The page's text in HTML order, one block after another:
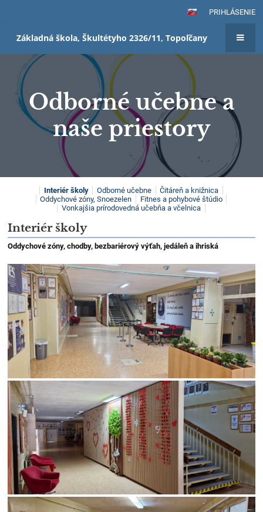
PRIHLÁSENIE
Základná škola, Škultétyho 2326/11, Topoľčany
Odborné učebne a
naše priestory
Odborné
učebne
a
naše
priestory
Interiér školy Odborné učebne
Čitáreň a knižnica
Oddychové zóny, Snoezelen
Fitnes a pohybové štúdio
Vonkajšia prírodovedná učebňa a včelnica
Interiér školy
Oddychové zóny, chodby, bezbariérový výťah, jedáleň a ihriská